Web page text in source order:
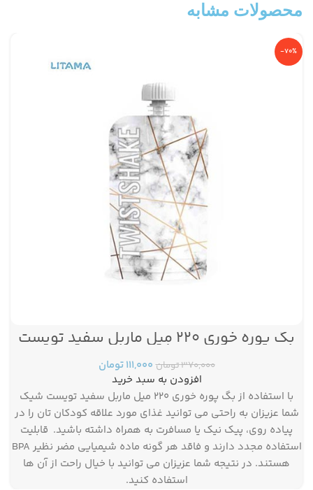
محصولات مشابه
-70%
بگ پوره خوری ۲۲۰ میل ماربل سفید تویست
شیک
۳۷۰,۰۰۰تومان ۱۱۱,۰۰۰تومان
افزودن به سبد خرید
با استفاده از بگ پوره خوری ۲۲۰ میل ماربل سفید تویست شیک
شما عزیزان به راحتی می توانید غذای مورد علاقه کودکان تان را در
پیاده روی، پیک نیک یا مسافرت به همراه داشته باشید. قابلیت
استفاده مجدد دارند و فاقد هر گونه ماده شیمیایی مضر نظیر BPA
هستند. در نتیجه شما عزیزان می توانید با خیال راحت از آن ها
استفاده کنید.